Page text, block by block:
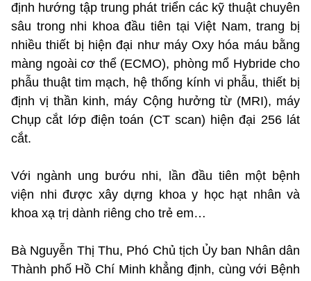
định hướng tập trung phát triển các kỹ thuật chuyên
sâu trong nhi khoa đầu tiên tại Việt Nam, trang bị
nhiều thiết bị hiện đại như máy Oxy hóa máu bằng
màng ngoài cơ thể (ECMO), phòng mổ Hybride cho
phẫu thuật tim mạch, hệ thống kính vi phẫu, thiết bị
định vị thần kinh, máy Cộng hưởng từ (MRI), máy
Chụp cắt lớp điện toán (CT scan) hiện đại 256 lát
cắt.
Với ngành ung bướu nhi, lần đầu tiên một bệnh
viện nhi được xây dựng khoa y học hạt nhân và
khoa xạ trị dành riêng cho trẻ em…
Bà Nguyễn Thị Thu, Phó Chủ tịch Ủy ban Nhân dân
Thành phố Hồ Chí Minh khẳng định, cùng với Bệnh